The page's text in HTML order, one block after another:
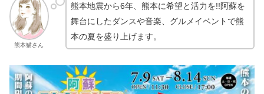
熊本猫さん
熊本地震から6年、熊本に希望と活力を!!阿蘇を
舞台にしたダンスや音楽、グルメイベントで熊
本の夏を盛り上げます。